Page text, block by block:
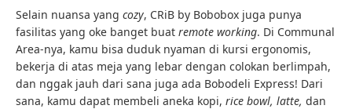
Selain nuansa yang cozy, CRiB by Bobobox juga punya
fasilitas yang oke banget buat remote working. Di Communal
Area-nya, kamu bisa duduk nyaman di kursi ergonomis,
bekerja di atas meja yang lebar dengan colokan berlimpah,
dan nggak jauh dari sana juga ada Bobodeli Express! Dari
sana, kamu dapat membeli aneka kopi, rice bowl, latte, dan